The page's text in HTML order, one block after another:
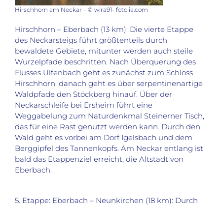
Hirschhorn am Neckar – © wira91- fotolia.com
Hirschhorn – Eberbach (13 km): Die vierte Etappe
des Neckarsteigs führt größtenteils durch
bewaldete Gebiete, mitunter werden auch steile
Wurzelpfade beschritten. Nach Überquerung des
Flusses Ulfenbach geht es zunächst zum Schloss
Hirschhorn, danach geht es über serpentinenartige
Waldpfade den Stöckberg hinauf. Über der
Neckarschleife bei Ersheim führt eine
Weggabelung zum Naturdenkmal Steinerner Tisch,
das für eine Rast genutzt werden kann. Durch den
Wald geht es vorbei am Dorf Igelsbach und dem
Berggipfel des Tannenkopfs. Am Neckar entlang ist
bald das Etappenziel erreicht, die Altstadt von
Eberbach.
5. Etappe: Eberbach – Neunkirchen (18 km): Durch